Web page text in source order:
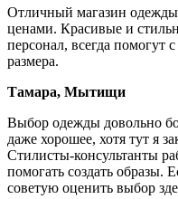
Отличный магазин
ценами. Красивые и
персонал, всегда помогут
размера.
Тамара, Мытищи
Выбор одежды довольно
даже хорошее, хотя тут я
Стилисты-консультанты
помогать создать образы.
советую оценить выбор